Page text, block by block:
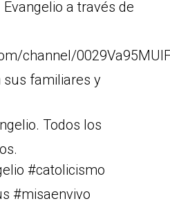
a través de
channel/
sus familiares y
Todos los
#catolicismo
#misaenvivo